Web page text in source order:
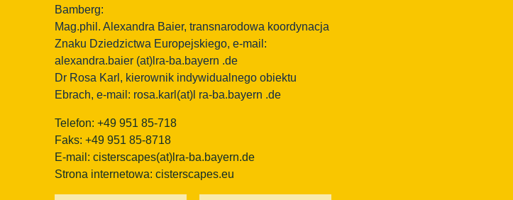
Bamberg:
Mag.phil. Alexandra Baier, transnarodowa koordynacja
Znaku Dziedzictwa Europejskiego, e-mail:
alexandra.baier (at)lra-ba.bayern .de
Dr Rosa Karl, kierownik indywidualnego obiektu
Ebrach, e-mail: rosa.karl(at)l ra-ba.bayern .de
Telefon: +49 951 85-718
Faks: +49 951 85-8718
E-mail: cisterscapes(at)lra-ba.bayern.de
Strona internetowa: cisterscapes.eu